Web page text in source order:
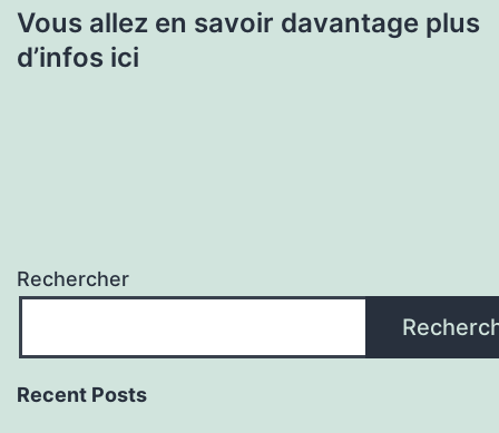
Vous allez en savoir davantage plus
d’infos ici
Rechercher
Recent Posts